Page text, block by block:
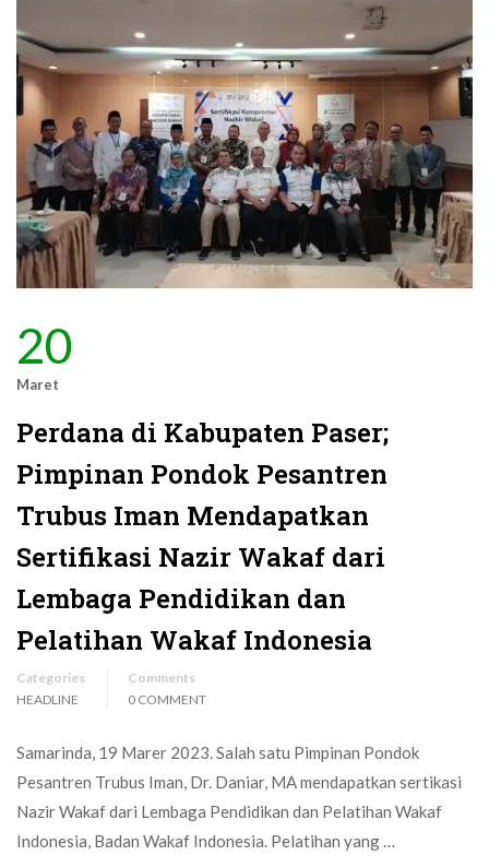
20
Maret
Perdana di Kabupaten Paser;
Pimpinan Pondok Pesantren
Trubus Iman Mendapatkan
Sertifikasi Nazir Wakaf dari
Lembaga Pendidikan dan
Pelatihan Wakaf Indonesia
Categories
HEADLINE
Comments
0 COMMENT
Samarinda, 19 Marer 2023. Salah satu Pimpinan Pondok
Pesantren Trubus Iman, Dr. Daniar, MA mendapatkan sertikasi
Nazir Wakaf dari Lembaga Pendidikan dan Pelatihan Wakaf
Indonesia, Badan Wakaf Indonesia. Pelatihan yang …